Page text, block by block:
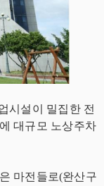
시설이 밀집한 전
대규모 노상주차
마전들로(완산구